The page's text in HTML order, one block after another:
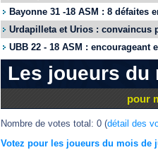
Bayonne 31 -18 ASM : 8 défaites
Urdapilleta et Urios : convaincus
UBB 22 - 18 ASM : encourageant
Les joueurs du
pour
Nombre de votes total: 0 (détail des
Votez pour les joueurs du mois de